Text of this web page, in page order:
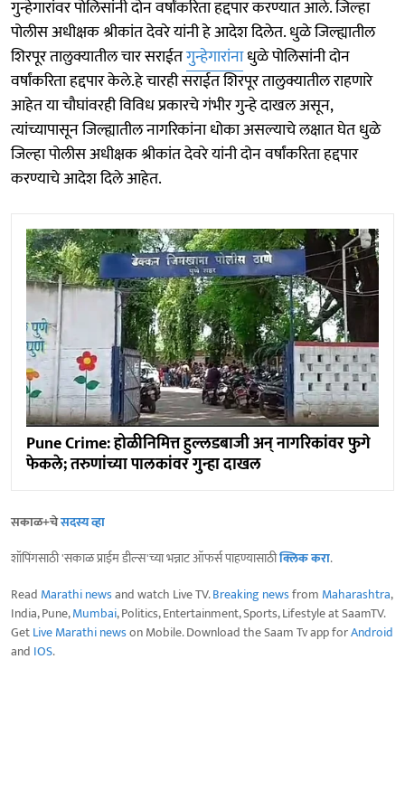
गुन्हेगारांवर पोलिसांनी दोन वर्षांकरिता हद्दपार करण्यात आले. जिल्हा
पोलीस अधीक्षक श्रीकांत देवरे यांनी हे आदेश दिलेत. धुळे जिल्ह्यातील
शिरपूर तालुक्यातील चार सराईतगुन्हेगारांनाधुळे पोलिसांनी दोन
वर्षांकरिता हद्दपार केले.हे चारही सराईत शिरपूर तालुक्यातील राहणारे
आहेत या चौघांवरही विविध प्रकारचे गंभीर गुन्हे दाखल असून,
त्यांच्यापासून जिल्ह्यातील नागरिकांना धोका असल्याचे लक्षात घेत धुळे
जिल्हा पोलीस अधीक्षक श्रीकांत देवरे यांनी दोन वर्षांकरिता हद्दपार
करण्याचे आदेश दिले आहेत.
Pune Crime: होळीनिमित्त हुल्लडबाजी अन् नागरिकांवर फुगे
फेकले; तरुणांच्या पालकांवर गुन्हा दाखल
सकाळ+चेसदस्य व्हा
शॉपिंगसाठी 'सकाळ प्राईम डील्स'च्या भन्नाट ऑफर्स पाहण्यासाठीक्लिक करा.
Read Marathi newsand watch Live TV.Breaking newsfrom Maharashtra,
India, Pune,Mumbai, Politics, Entertainment, Sports, Lifestyle at SaamTV.
GetLive Marathi newson Mobile. Download the Saam Tv app forAndroid
and IOS.